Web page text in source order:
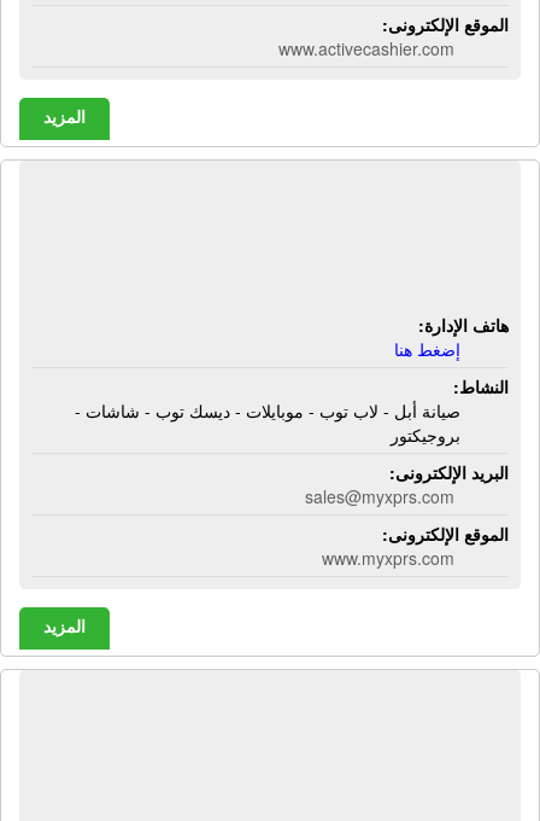
الموقع الإلكترونى:
www.activecashier.com
المزيد
هاتف الإدارة:
إضغط هنا
النشاط:
صيانة أبل - لاب توب - موبايلات - ديسك توب - شاشات -
بروجيكتور
البريد الإلكترونى:
sales@myxprs.com
الموقع الإلكترونى:
www.myxprs.com
المزيد